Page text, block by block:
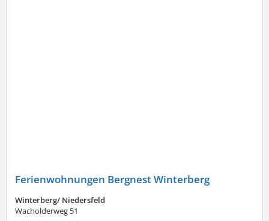
Ferienwohnungen Bergnest Winterberg
Winterberg/ Niedersfeld
Wacholderweg 51